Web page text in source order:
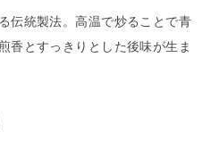
伝統製法。高温で炒ることで青
香とすっきりとした後味が生ま